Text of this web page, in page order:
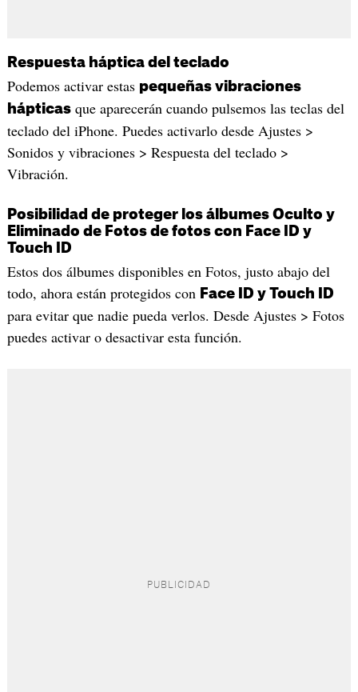
Respuesta háptica del teclado
Podemos activar estas pequeñas vibraciones
hápticasque aparecerán cuando pulsemos las teclas del
teclado del iPhone. Puedes activarlo desde Ajustes >
Sonidos y vibraciones > Respuesta del teclado >
Vibración.
Posibilidad de proteger los álbumes Oculto y
Eliminado de Fotos de fotos con Face ID y
Touch ID
Estos dos álbumes disponibles en Fotos, justo abajo del
todo, ahora están protegidos con Face ID y Touch ID
para evitar que nadie pueda verlos. Desde Ajustes > Fotos
puedes activar o desactivar esta función.